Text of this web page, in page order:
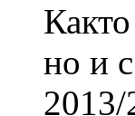
но и
2013/